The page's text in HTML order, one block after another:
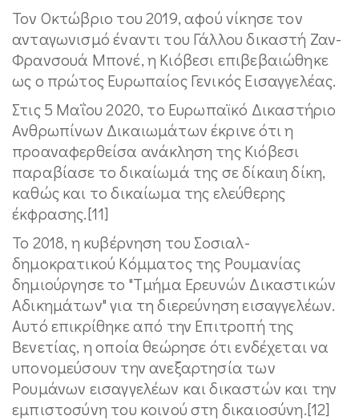
Τον Οκτώβριο του 2019, αφού νίκησε τον
ανταγωνισμό έναντι του Γάλλου δικαστή Ζαν-
Φρανσουά Μπονέ, η Κιόβεσι επιβεβαιώθηκε
ως ο πρώτος Ευρωπαίος Γενικός Εισαγγελέας.
Στις 5 Μαΐου 2020, το Ευρωπαϊκό Δικαστήριο
Ανθρωπίνων Δικαιωμάτων έκρινε ότι η
προαναφερθείσα ανάκληση της Κιόβεσι
παραβίασε το δικαίωμά της σε δίκαιη δίκη,
καθώς και το δικαίωμα της ελεύθερης
έκφρασης.[11]
Το 2018, η κυβέρνηση του Σοσιαλ-
δημοκρατικού Κόμματος της Ρουμανίας
δημιούργησε το "Τμήμα Ερευνών Δικαστικών
Αδικημάτων" για τη διερεύνηση εισαγγελέων.
Αυτό επικρίθηκε από την Επιτροπή της
Βενετίας, η οποία θεώρησε ότι ενδέχεται να
υπονομεύσουν την ανεξαρτησία των
Ρουμάνων εισαγγελέων και δικαστών και την
εμπιστοσύνη του κοινού στη δικαιοσύνη.[12]